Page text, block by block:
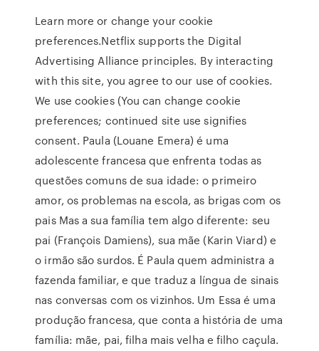
Learn more or change your cookie
preferences.Netflix supports the Digital
Advertising Alliance principles. By interacting
with this site, you agree to our use of cookies.
We use cookies (You can change cookie
preferences; continued site use signifies
consent. Paula (Louane Emera) é uma
adolescente francesa que enfrenta todas as
questões comuns de sua idade: o primeiro
amor, os problemas na escola, as brigas com os
pais Mas a sua família tem algo diferente: seu
pai (François Damiens), sua mãe (Karin Viard) e
o irmão são surdos. É Paula quem administra a
fazenda familiar, e que traduz a língua de sinais
nas conversas com os vizinhos. Um Essa é uma
produção francesa, que conta a história de uma
família: mãe, pai, filha mais velha e filho caçula.